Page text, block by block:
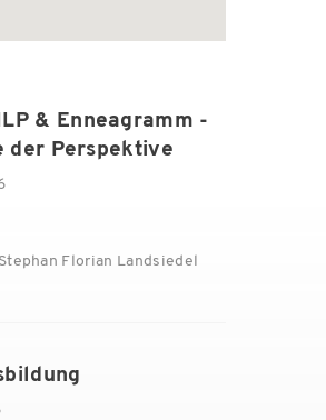
& Enneagramm -
der Perspektive
Florian Landsiedel